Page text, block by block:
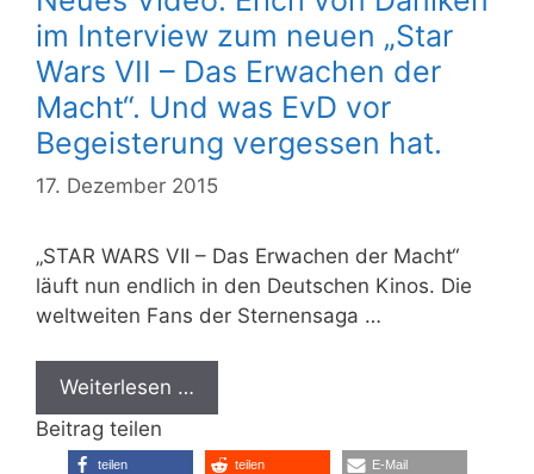
im Interview zum neuen „Star
Wars VII – Das Erwachen der
Macht“. Und was EvD vor
Begeisterung vergessen hat.
17. Dezember 2015
„STAR WARS VII – Das Erwachen der Macht“
läuft nun endlich in den Deutschen Kinos. Die
weltweiten Fans der Sternensaga …
Weiterlesen …
Beitrag teilen
teilen teilen E-Mail